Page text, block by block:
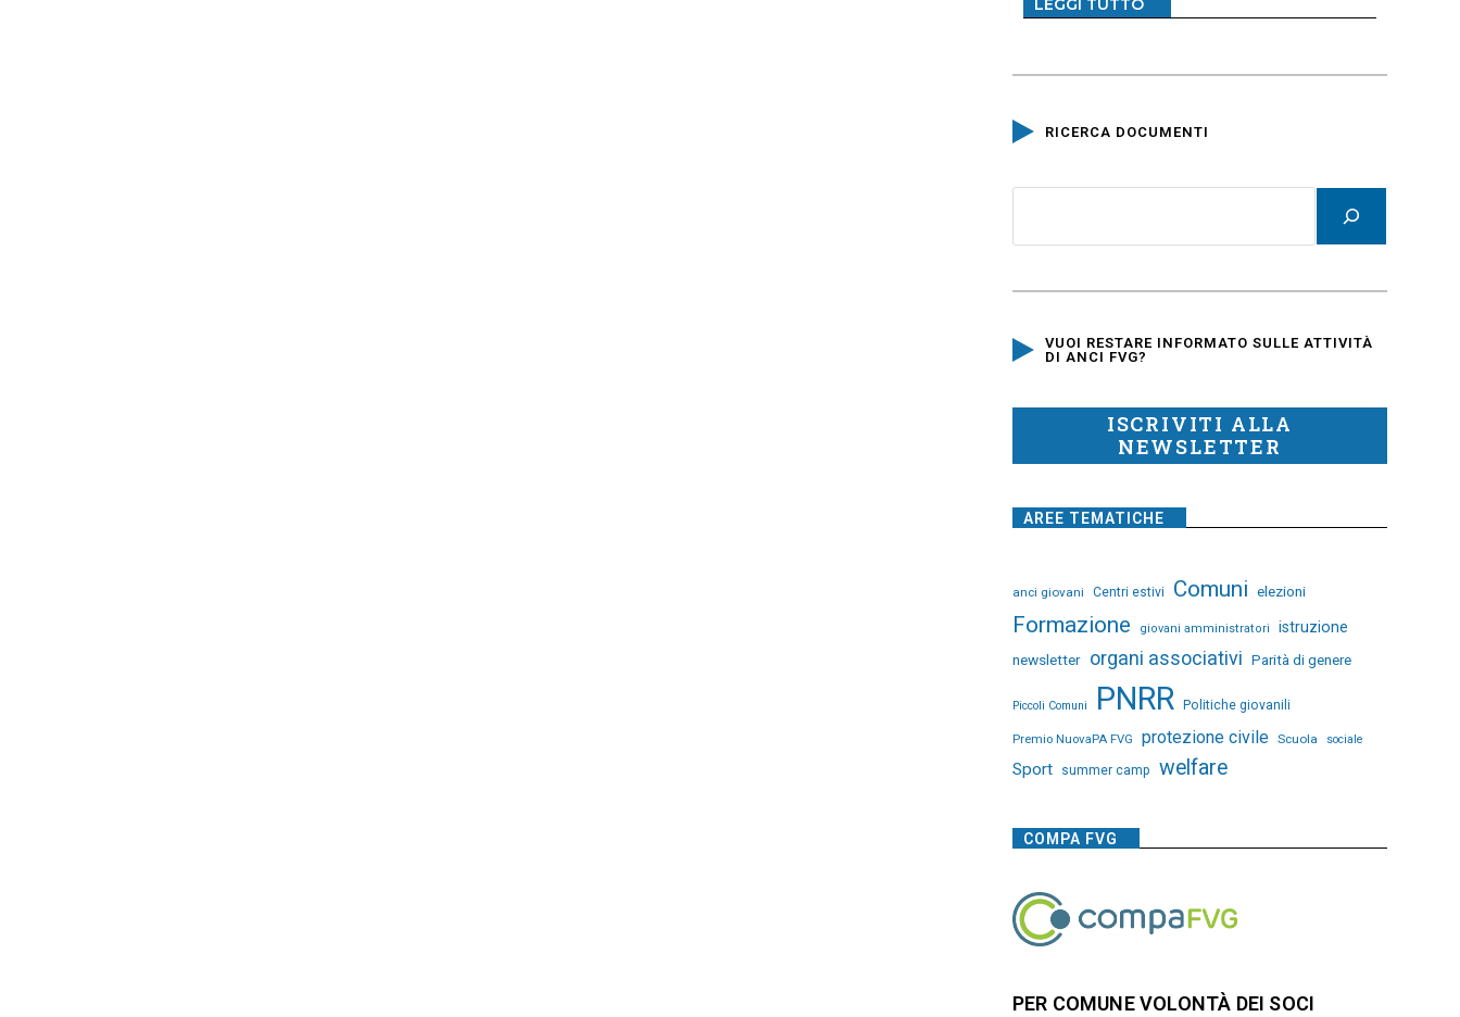
LEGGI TUTTO
RICERCA DOCUMENTI
VUOI RESTARE INFORMATO SULLE ATTIVITÀ
DI ANCI FVG?
ISCRIVITI ALLA
NEWSLETTER
AREE TEMATICHE
anci giovani Centri estivi Comuni elezioni
Formazione giovani amministratori
istruzione
newsletter organi associativi Parità di genere
Piccoli Comuni PNRR Politiche giovanili
Premio NuovaPA FVG protezione civile Scuola sociale
Sport summer camp welfare
COMPA FVG
PER COMUNE VOLONTÀ DEI SOCI